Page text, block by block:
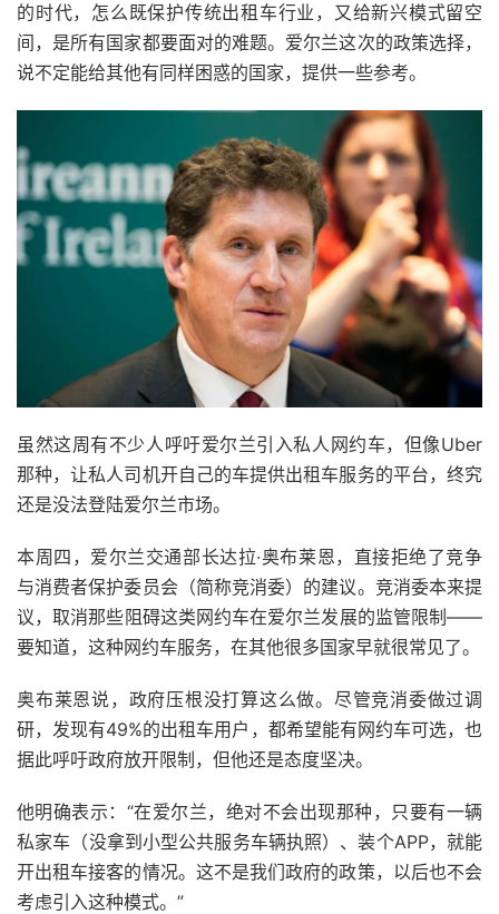
的时代，怎么既保护传统出租车行业，又给新兴模式留空
间，是所有国家都要面对的难题。爱尔兰这次的政策选择，
说不定能给其他有同样困惑的国家，提供一些参考。
虽然这周有不少人呼吁爱尔兰引入私人网约车，但像Uber
那种，让私人司机开自己的车提供出租车服务的平台，终究
还是没法登陆爱尔兰市场。
本周四，爱尔兰交通部长达拉·奥布莱恩，直接拒绝了竞争
与消费者保护委员会（简称竞消委）的建议。竞消委本来提
议，取消那些阻碍这类网约车在爱尔兰发展的监管限制——
要知道，这种网约车服务，在其他很多国家早就很常见了。
奥布莱恩说，政府压根没打算这么做。尽管竞消委做过调
研，发现有49%的出租车用户，都希望能有网约车可选，也
据此呼吁政府放开限制，但他还是态度坚决。
他明确表示：“在爱尔兰，绝对不会出现那种，只要有一辆
私家车（没拿到小型公共服务车辆执照）、装个APP，就能
开出租车接客的情况。这不是我们政府的政策，以后也不会
考虑引入这种模式。”